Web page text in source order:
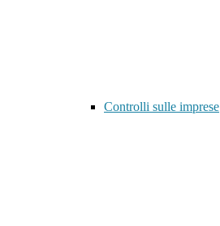
Controlli sulle imprese